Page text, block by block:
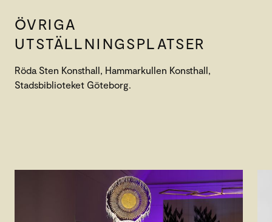
ÖVRIGA
UTSTÄLLNINGSPLATSER
Röda Sten Konsthall, Hammarkullen Konsthall,
Stadsbiblioteket Göteborg.